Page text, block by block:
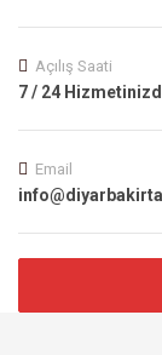
Açılış Saati
7 / 24
Email